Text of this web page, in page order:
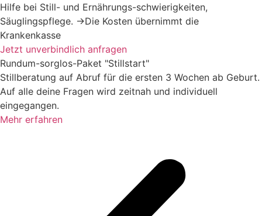
Hilfe bei Still- und Ernährungs-schwierigkeiten,
Säuglingspflege. →Die Kosten übernimmt die
Krankenkasse
Jetzt unverbindlich anfragen
Rund­um-sorg­los-Pa­ket "Stillstart"
Stillberatung auf Abruf für die ersten 3 Wochen ab Geburt.
Auf alle deine Fragen wird zeitnah und individuell
eingegangen.
Mehr erfahren